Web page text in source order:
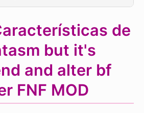
de
but it's
and alter bf
FNF MOD